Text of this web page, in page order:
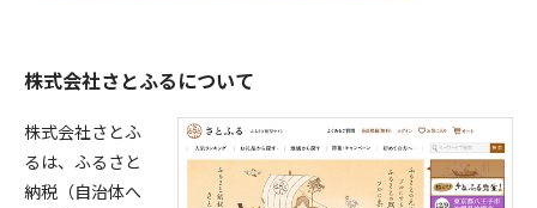
株式会社さとふるについて
株式会社さとふ
るは、ふるさと
納税（自治体へ